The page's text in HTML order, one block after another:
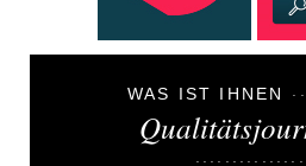
WAS IST IHNEN